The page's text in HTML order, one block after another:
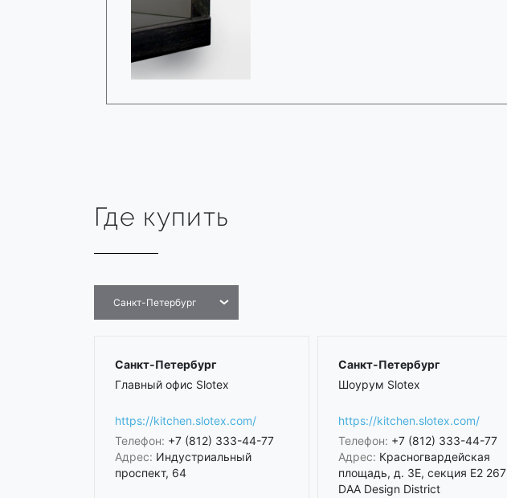
Где купить
Санкт-Петербург
Санкт-Петербург
Главный офис Slotex
https://kitchen.slotex.com/
Телефон: +7 (812) 333-44-77
Адрес: Индустриальный
проспект, 64
Санкт-Петербург
Шоурум Slotex
https://kitchen.slotex.com/
Телефон: +7 (812) 333-44-77
Адрес: Красногвардейская
площадь, д. 3Е, секция Е2 267
DAA Design District